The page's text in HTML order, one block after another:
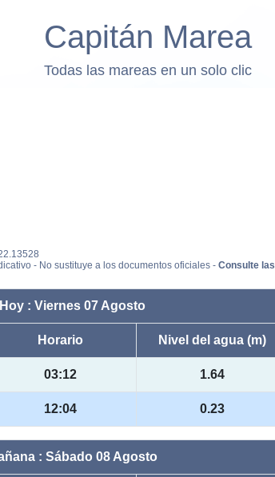
Capitán Marea
Todas las mareas en un solo clic
- No sustituye a los documentos oficiales - Consulte las
Hoy : Viernes 07 Agosto
Horario Nivel del agua (m)
03:12 1.64
12:04 0.23
: Sábado 08 Agosto